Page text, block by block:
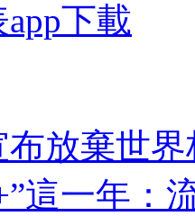
下載
布放棄世
這一年：